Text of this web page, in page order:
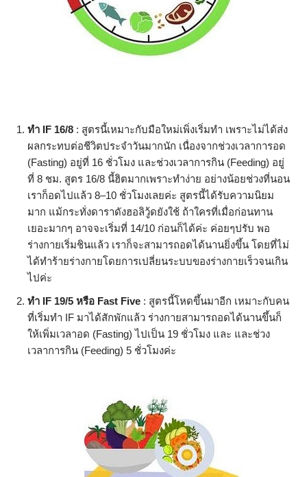
ทำ IF 16/8 : สูตรนี้เหมาะกับมือใหม่เพิ่งเริ่มทำ เพราะไม่ได้ส่ง
ผลกระทบต่อชีวิตประจำวันมากนัก เนื่องจากช่วงเวลาการอด
(Fasting) อยู่ที่ 16 ชั่วโมง และช่วงเวลาการกิน (Feeding) อยู่
ที่ 8 ชม. สูตร 16/8 นี้ฮิตมากเพราะทำง่าย อย่างน้อยช่วงที่นอน
เราก็อดไปแล้ว 8–10 ชั่วโมงเลยค่ะ สูตรนี้ได้รับความนิยม
มาก แม้กระทั่งดาราดังฮอลิวู้ดยังใช้ ถ้าใครที่เมื่อก่อนทาน
เยอะมากๆ อาจจะเริ่มที่ 14/10 ก่อนก็ได้ค่ะ ค่อยๆปรับ พอ
ร่างกายเริ่มชินแล้ว เราก็จะสามารถอดได้นานยิ่งขึ้น โดยที่ไม่
ได้ทำร้ายร่างกายโดยการเปลี่ยนระบบของร่างกายเร็วจนเกิน
ไปค่ะ
ทำ IF 19/5 หรือ Fast Five : สูตรนี้โหดขึ้นมาอีก เหมาะกับคน
ที่เริ่มทำ IF มาได้สักพักแล้ว ร่างกายสามารถอดได้นานขึ้นก็
ให้เพิ่มเวลาอด (Fasting) ไปเป็น 19 ชั่วโมง และ และช่วง
เวลาการกิน (Feeding) 5 ชั่วโมงค่ะ